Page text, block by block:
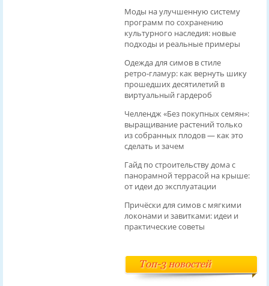
Моды на улучшенную систему
программ по сохранению
культурного наследия: новые
подходы и реальные примеры
Одежда для симов в стиле
ретро‑гламур: как вернуть шику
прошедших десятилетий в
виртуальный гардероб
Челлендж «Без покупных семян»:
выращивание растений только
из собранных плодов — как это
сделать и зачем
Гайд по строительству дома с
панорамной террасой на крыше:
от идеи до эксплуатации
Причёски для симов с мягкими
локонами и завитками: идеи и
практические советы
Топ-3 новостей